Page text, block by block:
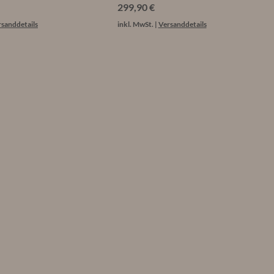
Preis
299,90 €
inkl. MwSt. | Versanddetails